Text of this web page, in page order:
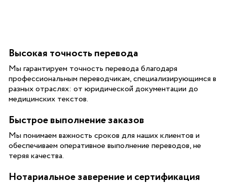
Высокая точность перевода
Мы гарантируем точность перевода благодаря
профессиональным переводчикам, специализирующимся в
разных отраслях: от юридической документации до
медицинских текстов.
Быстрое выполнение заказов
Мы понимаем важность сроков для наших клиентов и
обеспечиваем оперативное выполнение переводов, не
теряя качества.
Нотариальное заверение и сертификация